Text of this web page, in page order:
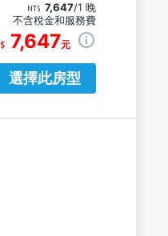
7,647/1 晚
不含稅金和服務費
7,647元
選擇此房型